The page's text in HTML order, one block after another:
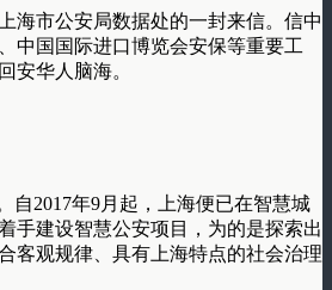
海市公安局数据处的一封来信。信中
中国国际进口博览会安保等重要工
安华人脑海。
自2017年9月起，上海便已在智慧城
手建设智慧公安项目，为的是探索出
客观规律、具有上海特点的社会治理